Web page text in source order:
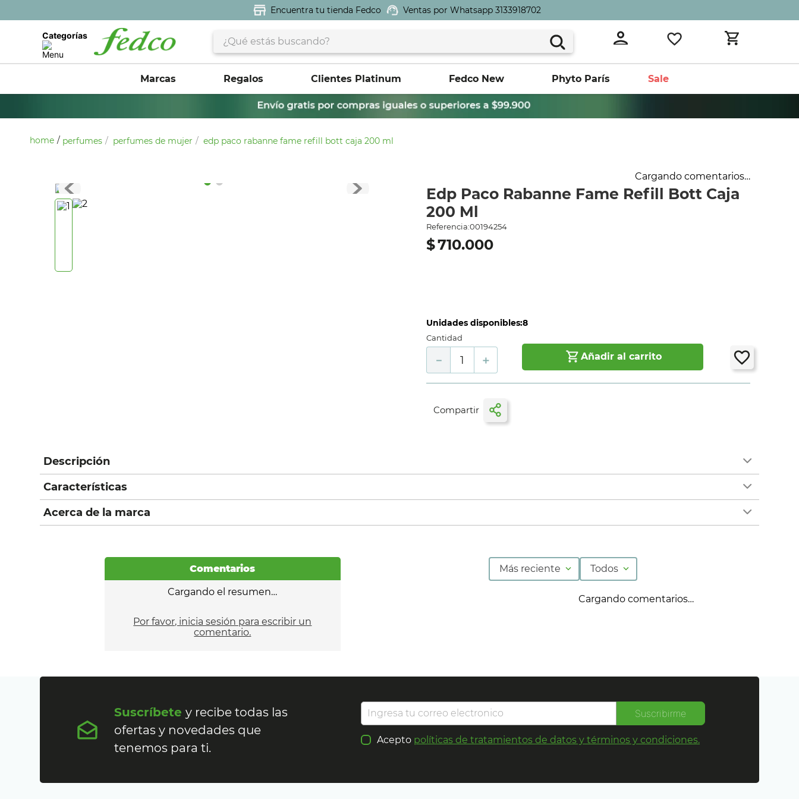
Encuentra tu tienda Fedco Ventas por Whatsapp 3133918702
Categorías ¿Qué estás buscando?
Marcas Regalos Clientes Platinum Fedco New Phyto París Sale
perfumes perfumes de mujer edp paco rabanne fame refill bott caja 200 ml
Cargando comentarios…
Edp Paco Rabanne Fame Refill Bott Caja
200 Ml
Referencia:00194254
$710.000
Unidades disponibles:8
Cantidad
＋
－ Añadir al carrito
Descripción
Características
Acerca de la marca
Comentarios
Cargando el resumen…
Por favor, inicia sesión para escribir un
comentario.
Más reciente Todos
Cargando comentarios…
Suscríbetey recibe todas las
ofertas y novedades que
tenemos para ti.
Suscribirme
Acepto políticas de tratamientos de datos y términos y condiciones.